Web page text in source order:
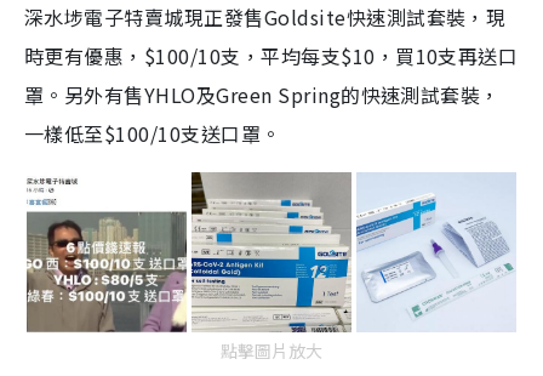
深水埗電子特賣城現正發售Goldsite快速測試套裝，現
時更有優惠，$100/10支，平均每支$10，買10支再送口
罩。另外有售YHLO及Green Spring的快速測試套裝，
一樣低至$100/10支送口罩。
點擊圖片放大